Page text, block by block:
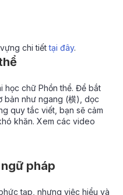
chi tiết tại đây.
học chữ Phồn thể. Để bắt
bản như ngang (横), dọc
quy tắc viết, bạn sẽ cảm
khăn. Xem các video
pháp
tạp, nhưng việc hiểu và